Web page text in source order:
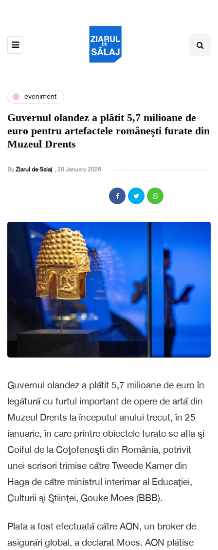
eveniment
Guvernul olandez a plătit 5,7 milioane de
euro pentru artefactele româneşti furate din
Muzeul Drents
By Ziarul de Salaj , 20 January 2026
Guvernul olandez a plătit 5,7 milioane de euro în
legătură cu furtul important de opere de artă din
Muzeul Drents la începutul anului trecut, în 25
ianuarie, în care printre obiectele furate se afla şi
Coiful de la Coţofeneşti din România, potrivit
unei scrisori trimise către Tweede Kamer din
Haga de către ministrul interimar al Educaţiei,
Culturii şi Ştiinţei, Gouke Moes (BBB).
Plata a fost efectuată către AON, un broker de
asigurări global, a declarat Moes. AON plătise